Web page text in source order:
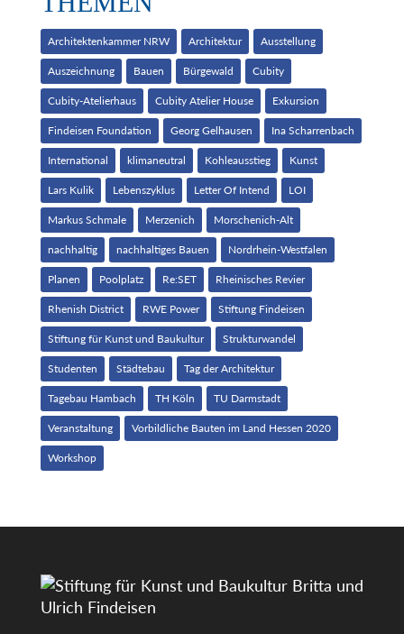
Architektenkammer NRW Architektur Ausstellung
Auszeichnung Bauen Bürgewald Cubity
Cubity-Atelierhaus Cubity Atelier House Exkursion
Findeisen Foundation Georg Gelhausen Ina Scharrenbach
International klimaneutral Kohleausstieg Kunst
Lars Kulik Lebenszyklus Letter Of Intend LOI
Markus Schmale Merzenich Morschenich-Alt
nachhaltig nachhaltiges Bauen Nordrhein-Westfalen
Planen Poolplatz Re:SET Rheinisches Revier
Rhenish District RWE Power Stiftung Findeisen
Stiftung für Kunst und Baukultur Strukturwandel
Studenten Städtebau Tag der Architektur
Tagebau Hambach TH Köln TU Darmstadt
Veranstaltung Vorbildliche Bauten im Land Hessen 2020
Workshop